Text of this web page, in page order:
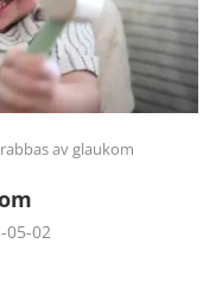
av glaukom
05-02